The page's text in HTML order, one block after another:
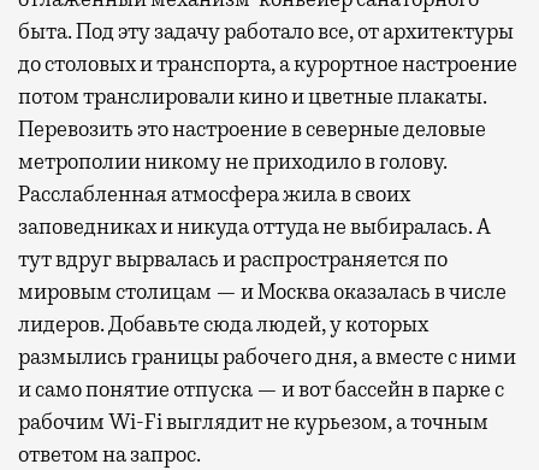
быта. Под эту задачу работало все, от архитектуры
до столовых и транспорта, а курортное настроение
потом транслировали кино и цветные плакаты.
Перевозить это настроение в северные деловые
метрополии никому не приходило в голову.
Расслабленная атмосфера жила в своих
заповедниках и никуда оттуда не выбиралась. А
тут вдруг вырвалась и распространяется по
мировым столицам — и Москва оказалась в числе
лидеров. Добавьте сюда людей, у которых
размылись границы рабочего дня, а вместе с ними
и само понятие отпуска — и вот бассейн в парке с
рабочим Wi-Fi выглядит не курьезом, а точным
ответом на запрос.